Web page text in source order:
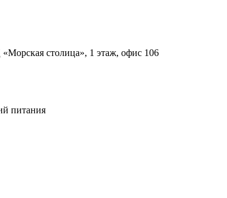
столица», 1 этаж, офис 106
питания